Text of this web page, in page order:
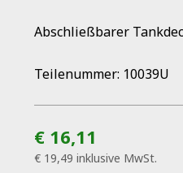
Abschließbarer
Teilenummer: 10039U
€ 16,11
€ 19,49 inklusive MwSt.